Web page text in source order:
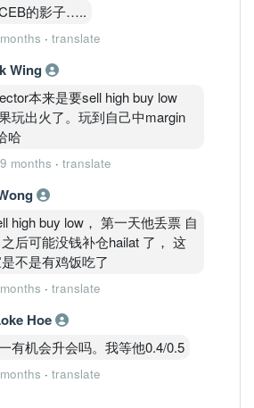
的影子…..
· translate
Wing
本来是要sell high buy low
玩出火了。玩到自己中margin
哈
9 months · translate
high buy low， 第一天他丢票 自
后可能没钱补仓hailat 了， 这
不是有鸡饭吃了
· translate
Hoe
有机会升会吗。我等他0.4/0.5
· translate